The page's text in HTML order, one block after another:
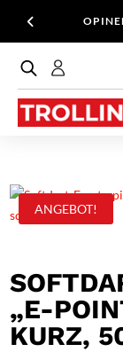
ANGEBOT!
„E-
KURZ,